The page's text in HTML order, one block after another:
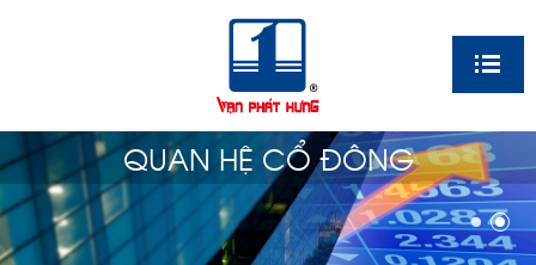
QUAN HỆ CỔ ĐÔNG